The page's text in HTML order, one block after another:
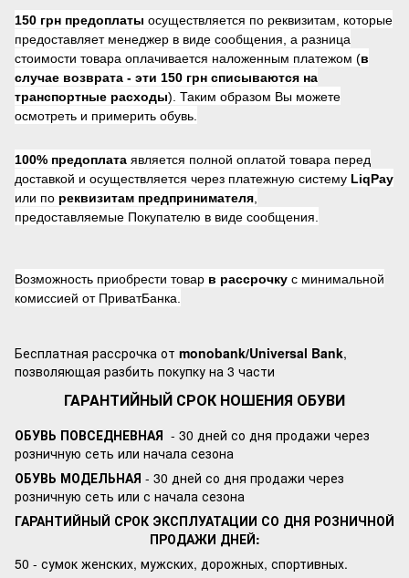
150 грн предоплаты осуществляется по реквизитам, которые
предоставляет менеджер в виде сообщения, а разница
стоимости товара оплачивается наложенным платежом (в
случае возврата - эти 150 грн списываются на
транспортные расходы). Таким образом Вы можете
осмотреть и примерить обувь.
100% предоплата является полной оплатой товара перед
доставкой и осуществляется через платежную систему LiqPay
или по реквизитам предпринимателя
предоставляемые Покупателю в виде сообщения.
Возможность приобрести товар в рассрочку с минимальной
комиссией от ПриватБанка.
Бесплатная рассрочка от monobank/Universal Bank,
позволяющая разбить покупку на 3 части
ГАРАНТИЙНЫЙ СРОК НОШЕНИЯ ОБУВИ
ОБУВЬ ПОВСЕДНЕВНАЯ - 30 дней со дня продажи через
розничную сеть или начала сезона
ОБУВЬ МОДЕЛЬНАЯ - 30 дней со дня продажи через
розничную сеть или с начала сезона
ГАРАНТИЙНЫЙ СРОК ЭКСПЛУАТАЦИИ СО ДНЯ РОЗНИЧНОЙ
ПРОДАЖИ ДНЕЙ:
50 - сумок женских, мужских, дорожных, спортивных.